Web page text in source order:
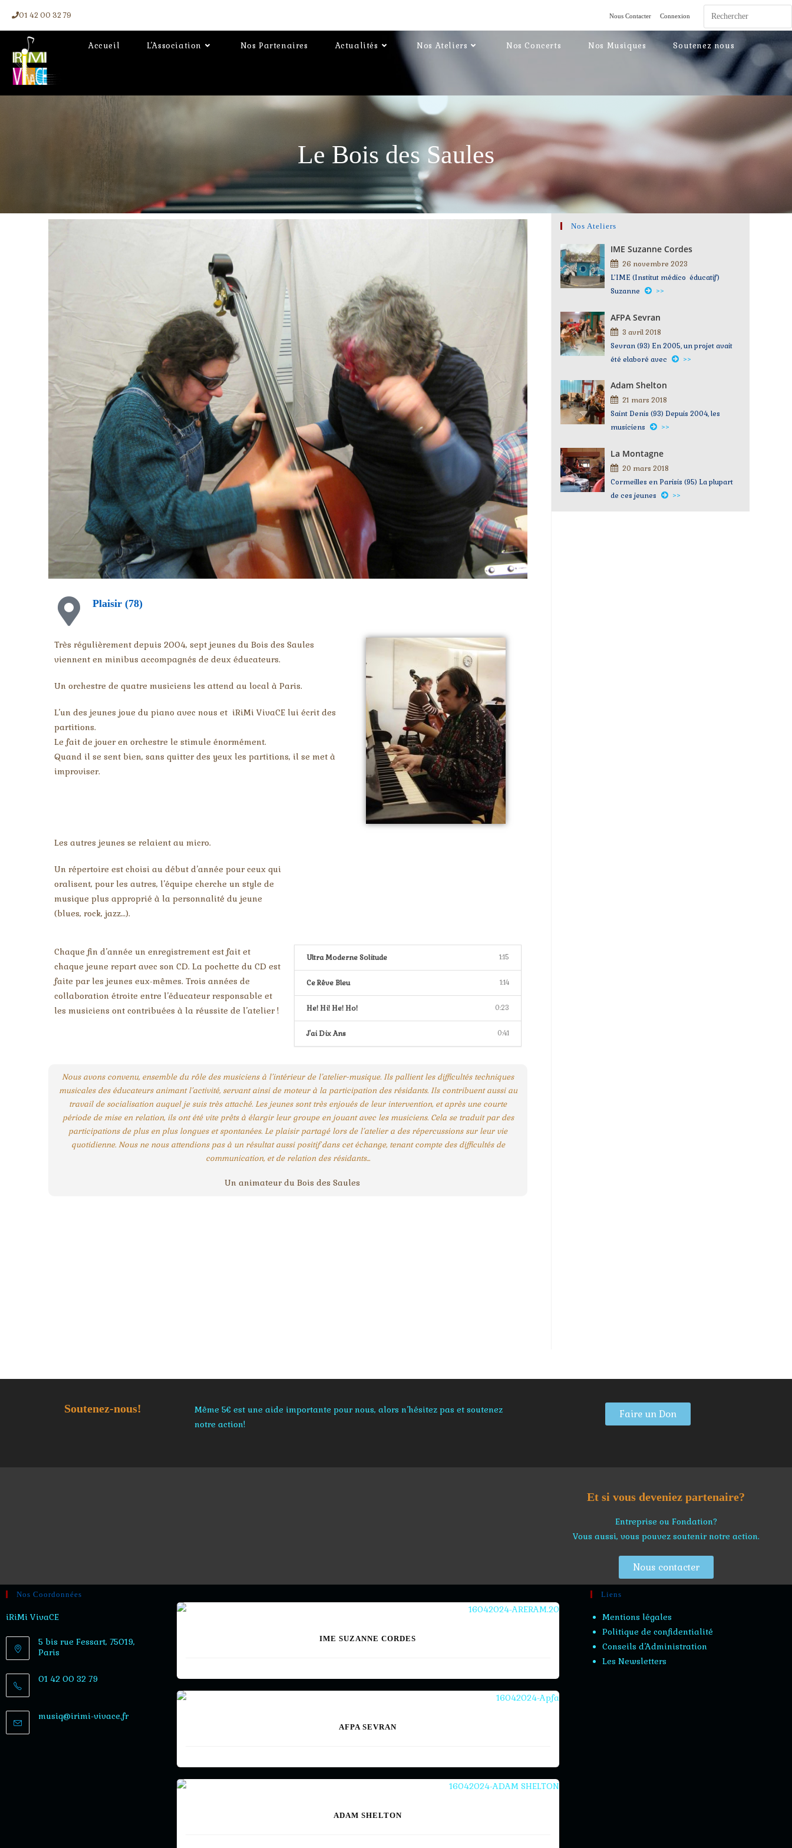
Nous Contacter Connexion
01 42 00 32 79
Accueil L’Association Nos Partenaires Actualités Nos Ateliers Nos Concerts Nos Musiques Soutenez nous
Le Bois des Saules
Plaisir (78)
Très régulièrement depuis 2004, sept jeunes du Bois des Saules
viennent en minibus accompagnés de deux éducateurs.
Un orchestre de quatre musiciens les attend au local à Paris.
L’un des jeunes joue du piano avec nous et iRiMi VivaCE lui écrit des
partitions.
Le fait de jouer en orchestre le stimule énormément.
Quand il se sent bien, sans quitter des yeux les partitions, il se met à
improviser.
Les autres jeunes se relaient au micro.
Un répertoire est choisi au début d’année pour ceux qui
oralisent, pour les autres, l’équipe cherche un style de
musique plus approprié à la personnalité du jeune
(blues, rock, jazz…).
Chaque fin d’année un enregistrement est fait et
chaque jeune repart avec son CD. La pochette du CD est
faite par les jeunes eux-mêmes. Trois années de
collaboration étroite entre l’éducateur responsable et
les musiciens ont contribuées à la réussite de l’atelier !
Ultra Moderne Solitude 1:15
Ce Rêve Bleu 1:14
He! Hi! He! Ho! 0:23
J'ai Dix Ans 0:41
Nous avons convenu, ensemble du rôle des musiciens à l’intérieur de l’atelier-musique. Ils pallient les difficultés techniques
musicales des éducateurs animant l’activité, servant ainsi de moteur à la participation des résidants. Ils contribuent aussi au
travail de socialisation auquel je suis très attaché. Les jeunes sont très enjoués de leur intervention, et après une courte
période de mise en relation, ils ont été vite prêts à élargir leur groupe en jouant avec les musiciens. Cela se traduit par des
participations de plus en plus longues et spontanées. Le plaisir partagé lors de l’atelier a des répercussions sur leur vie
quotidienne. Nous ne nous attendions pas à un résultat aussi positif dans cet échange, tenant compte des difficultés de
communication, et de relation des résidants...
Un animateur du Bois des Saules
Nos Ateliers
IME Suzanne Cordes
26 novembre 2023
L’IME (Institut médico éducatif)
Suzanne
>>
AFPA Sevran
3 avril 2018
Sevran (93) En 2005, un projet avait
été elaboré avec
>>
Adam Shelton
21 mars 2018
Saint Denis (93) Depuis 2004, les
musiciens
>>
La Montagne
20 mars 2018
Cormeilles en Parisis (95) La plupart
de ces jeunes
>>
Soutenez-nous!
Même 5€ est une aide importante pour nous, alors n’hésitez pas et soutenez
notre action!
Faire un Don
Et si vous deveniez partenaire?
Entreprise ou Fondation?
Vous aussi, vous pouvez soutenir notre action.
Nous contacter
Nos Coordonnées
iRiMi VivaCE
5 bis rue Fessart, 75019,
Paris
01 42 00 32 79
musiq@irimi-vivace.fr
IME SUZANNE CORDES
AFPA SEVRAN
ADAM SHELTON
Liens
Mentions légales
Politique de confidentialité
Conseils d’Administration
Les Newsletters